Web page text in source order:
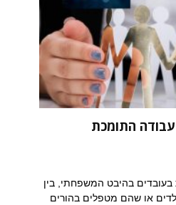
עבודה התומכת
בהיבט המשפחתי, בין
או שהם מטפלים בהורים